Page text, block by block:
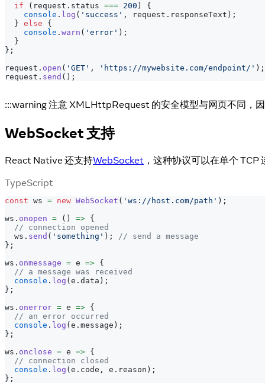
if
( request . status === 200 )
{
console . log ( 'success' , request . responseText ) ;
} else
{
console . warn ( 'error' ) ;
}
} ;
request . open ( 'GET' , 'https://mywebsite.com/endpoint/' ) ;
request . send ( ) ;
:::warning 注意 XMLHttpRequest 的安全模型与网页不同，
WebSocket 支持
React Native 还支持WebSocket ，这种协议可以在单个
TypeScript
const ws = new WebSocket ( 'ws://host.com/path' ) ;
ws . onopen = ( ) => {
// connection opened
  ws
. send ( 'something' ) ;
// send a message
} ;
ws . onmessage = e => {
// a message was received
console . log ( e . data ) ;
} ;
ws . onerror = e => {
// an error occurred
console . log ( e . message ) ;
} ;
ws . onclose = e => {
// connection closed
console . log ( e . code , e . reason ) ;
} ;